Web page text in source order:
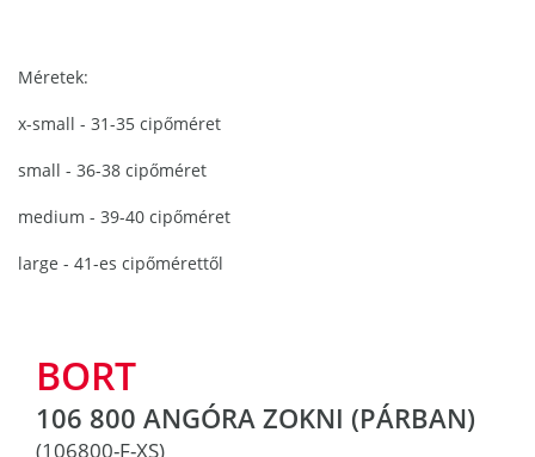
Méretek:
x-small - 31-35 cipőméret
small - 36-38 cipőméret
medium - 39-40 cipőméret
large - 41-es cipőmérettől
BORT
106 800 ANGÓRA ZOKNI (PÁRBAN)
(106800-F-XS)